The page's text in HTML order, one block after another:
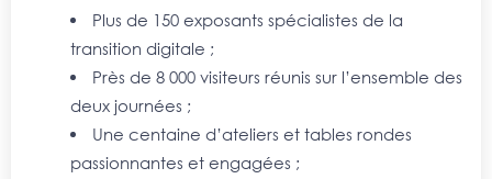
Plus de 150 exposants spécialistes de la
transition digitale ;
Près de 8 000 visiteurs réunis sur l’ensemble des
deux journées ;
Une centaine d’ateliers et tables rondes
passionnantes et engagées ;